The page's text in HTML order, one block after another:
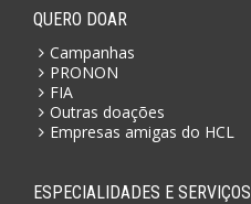
QUERO DOAR
Campanhas
PRONON
FIA
Outras doações
Empresas amigas do HCL
ESPECIALIDADES E SERVIÇOS